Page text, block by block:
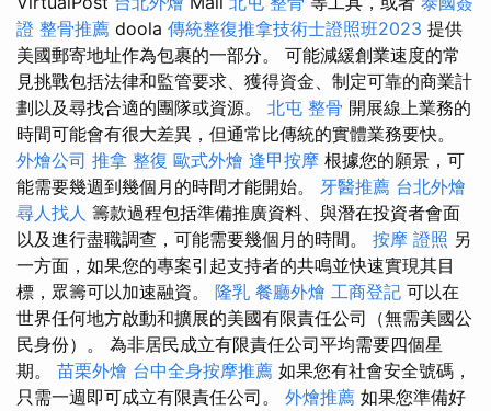
證 整骨推薦 doola 傳統整復推拿技術士證照班2023 提供
美國郵寄地址作為包裹的一部分。 可能減緩創業速度的常
見挑戰包括法律和監管要求、獲得資金、制定可靠的商業計
劃以及尋找合適的團隊或資源。 北屯 整骨 開展線上業務的
時間可能會有很大差異，但通常比傳統的實體業務要快。
外燴公司 推拿 整復 歐式外燴 逢甲按摩 根據您的願景，可
能需要幾週到幾個月的時間才能開始。 牙醫推薦 台北外燴
尋人找人 籌款過程包括準備推廣資料、與潛在投資者會面
以及進行盡職調查，可能需要幾個月的時間。 按摩 證照 另
一方面，如果您的專案引起支持者的共鳴並快速實現其目
標，眾籌可以加速融資。 隆乳 餐廳外燴 工商登記 可以在
世界任何地方啟動和擴展的美國有限責任公司（無需美國公
民身份）。 為非居民成立有限責任公司平均需要四個星
期。 苗栗外燴 台中全身按摩推薦 如果您有社會安全號碼，
只需一週即可成立有限責任公司。 外燴推薦 如果您準備好